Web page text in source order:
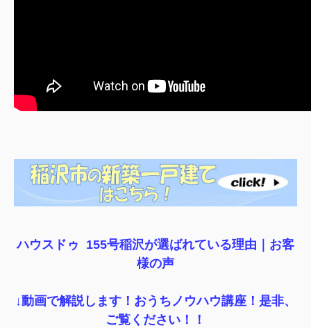
ハウスドゥ 155号稲沢が選ばれている理由｜ お客
様の声
↓動画で解説します！おうちノウハウ講座！是非、
ご覧ください！！